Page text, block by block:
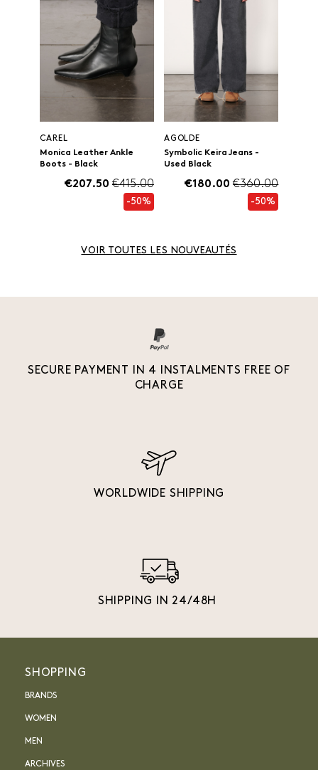
CAREL
Monica Leather Ankle
Boots - Black
€207.50 €415.00
-50%
AGOLDE
Symbolic Keira Jeans -
Used Black
€180.00 €360.00
-50%
VOIR TOUTES LES NOUVEAUTÉS
SECURE PAYMENT IN 4 INSTALMENTS FREE OF
CHARGE
WORLDWIDE SHIPPING
SHIPPING IN 24/48H
SHOPPING
BRANDS
WOMEN
MEN
ARCHIVES